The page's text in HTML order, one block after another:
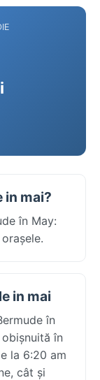
in mai?
în May:
in mai
în
în
la 6:20 am
cât și